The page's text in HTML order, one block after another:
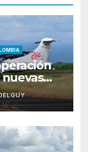
y Tolú